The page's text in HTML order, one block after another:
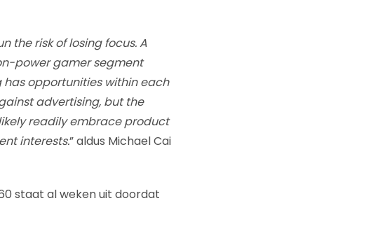
the risk of losing focus. A
power gamer segment
opportunities within each
advertising, but the
readily embrace product
interests.” aldus Michael Cai
staat al weken uit doordat